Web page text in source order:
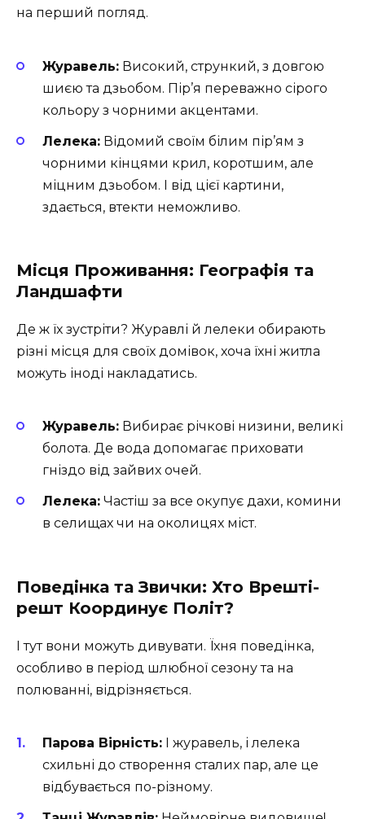
на перший погляд.
Журавель: Високий, стрункий, з довгою
шиєю та дзьобом. Пір’я переважно сірого
кольору з чорними акцентами.
Лелека: Відомий своїм білим пір’ям з
чорними кінцями крил, коротшим, але
міцним дзьобом. І від цієї картини,
здається, втекти неможливо.
Місця Проживання: Географія та
Ландшафти
Де ж їх зустріти? Журавлі й лелеки обирають
різні місця для своїх домівок, хоча їхні житла
можуть іноді накладатись.
Журавель: Вибирає річкові низини, великі
болота. Де вода допомагає приховати
гніздо від зайвих очей.
Лелека: Частіш за все окупує дахи, комини
в селищах чи на околицях міст.
Поведінка та Звички: Хто Врешті-
решт Координує Політ?
І тут вони можуть дивувати. Їхня поведінка,
особливо в період шлюбної сезону та на
полюванні, відрізняється.
Парова Вірність: І журавель, і лелека
схильні до створення сталих пар, але це
відбувається по-різному.